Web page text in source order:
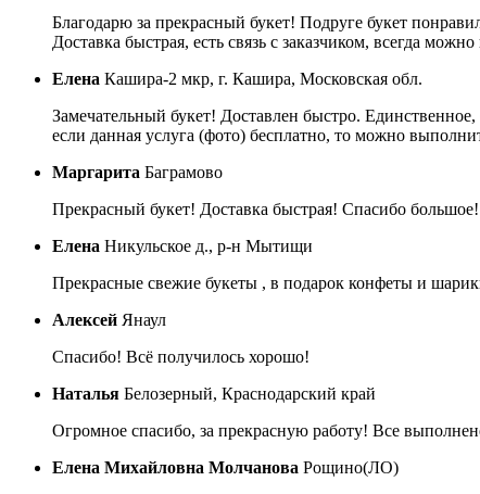
Благодарю за прекрасный букет! Подруге букет
Доставка быстрая, есть связь с заказчиком, всегда
Елена Кашира-2 мкр, г. Кашира, Московская обл.
Замечательный букет! Доставлен быстро.
если данная услуга (фото) бесплатно, то можно
Маргарита Баграмово
Прекрасный букет! Доставка быстрая! Спасибо большое!
Елена Никульское д., р-н Мытищи
Прекрасные свежие букеты , в подарок конфеты и
Алексей Янаул
Спасибо! Всё получилось хорошо!
Наталья Белозерный, Краснодарский край
Огромное спасибо, за прекрасную работу! Все
Елена Михайловна Молчанова Рощино(ЛО)